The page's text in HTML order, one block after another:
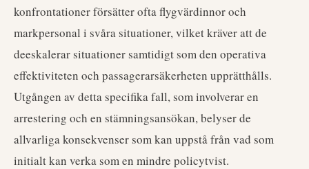
konfrontationer försätter ofta flygvärdinnor och
markpersonal i svåra situationer, vilket kräver att de
deeskalerar situationer samtidigt som den operativa
effektiviteten och passagerarsäkerheten upprätthålls.
Utgången av detta specifika fall, som involverar en
arrestering och en stämningsansökan, belyser de
allvarliga konsekvenser som kan uppstå från vad som
initialt kan verka som en mindre policytvist.